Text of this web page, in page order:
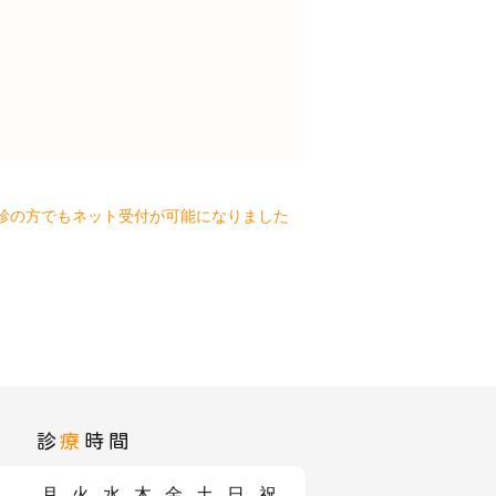
の方でもネット受付が可能になりました
診療 時間